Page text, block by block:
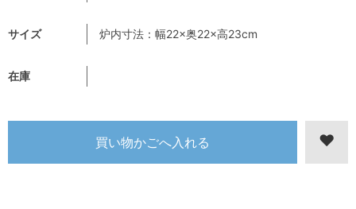
サイズ 炉内寸法：幅22×奥22×高23cm
在庫